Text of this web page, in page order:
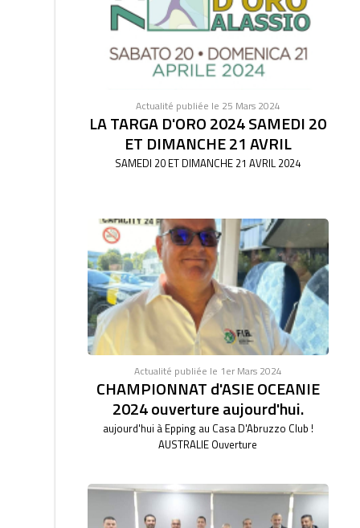
Actualité publiée le 25 Mars 2024
LA TARGA D'ORO 2024 SAMEDI 20
ET DIMANCHE 21 AVRIL
SAMEDI 20 ET DIMANCHE 21 AVRIL 2024
Actualité publiée le 1er Mars 2024
CHAMPIONNAT d'ASIE OCEANIE
2024 ouverture aujourd'hui.
aujourd'hui à Epping au Casa D'Abruzzo Club !
AUSTRALIE Ouverture